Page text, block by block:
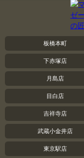
板橋本町
下赤塚店
月島店
目白店
吉祥寺店
武蔵小金井店
東京駅店